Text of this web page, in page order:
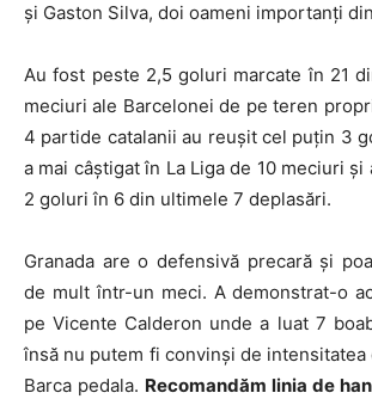
și Gaston Silva, doi oameni importanți
Au fost peste 2,5 goluri marcate în 21
meciuri ale Barcelonei de pe teren
4 partide catalanii au reușit cel puțin 3
a mai câștigat în La Liga de 10 meciuri
2 goluri în 6 din ultimele 7 deplasări.
Granada are o defensivă precară și
de mult într-un meci. A demonstrat-o
pe Vicente Calderon unde a luat 7
însă nu putem fi convinși de intensitatea
Barca pedala. Recomandăm linia de